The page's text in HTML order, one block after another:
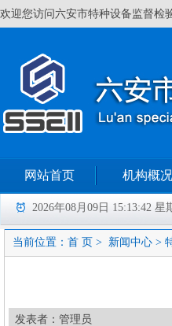
欢迎您访问六安市特种设备监督检
网站首页 机构概况
2026年08月09日 15:13:43 星
当前位置： 首 页 > 新闻中心 >
发表者：管理员